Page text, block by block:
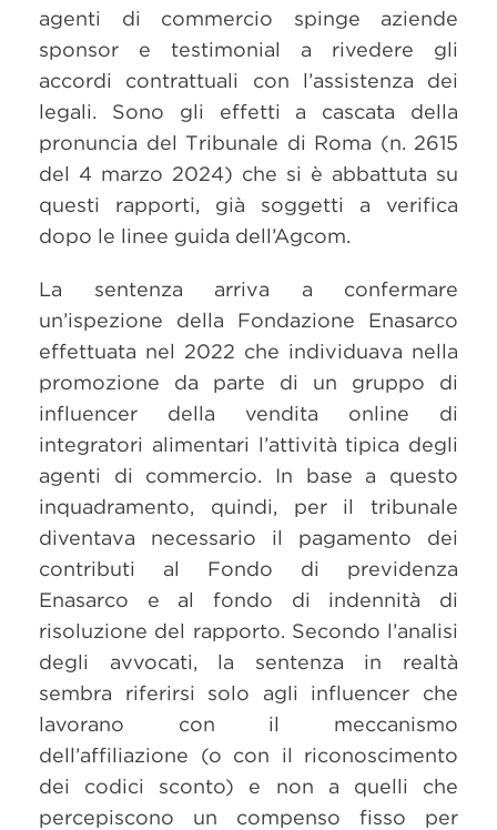
agenti di commercio spinge aziende
sponsor e testimonial a rivedere gli
accordi contrattuali con l’assistenza dei
legali. Sono gli effetti a cascata della
pronuncia del Tribunale di Roma (n. 2615
del 4 marzo 2024) che si è abbattuta su
questi rapporti, già soggetti a verifica
dopo le linee guida dell’Agcom.
La sentenza arriva a confermare
un’ispezione della Fondazione Enasarco
effettuata nel 2022 che individuava nella
promozione da parte di un gruppo di
influencer della vendita online di
integratori alimentari l’attività tipica degli
agenti di commercio. In base a questo
inquadramento, quindi, per il tribunale
diventava necessario il pagamento dei
contributi al Fondo di previdenza
Enasarco e al fondo di indennità di
risoluzione del rapporto. Secondo l’analisi
degli avvocati, la sentenza in realtà
sembra riferirsi solo agli influencer che
lavorano con il meccanismo
dell’affiliazione (o con il riconoscimento
dei codici sconto) e non a quelli che
percepiscono un compenso fisso per